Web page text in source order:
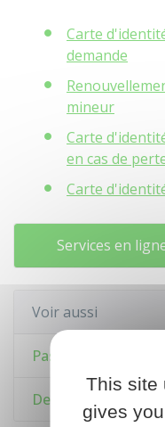
Carte
demande
mineur
Carte
en cas de
Carte
Services en
Voir aussi
Passeport
Devenir Français
This site
gives